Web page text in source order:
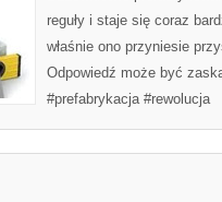
reguły i staje się coraz
właśnie ono przyniesie
Odpowiedź może być
#prefabrykacja #rewolucja